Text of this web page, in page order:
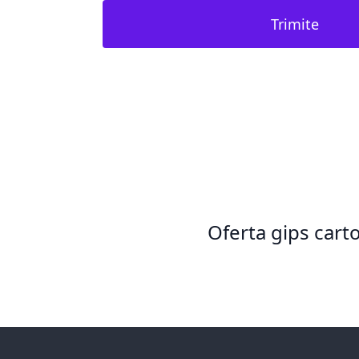
Trimite
Oferta gips